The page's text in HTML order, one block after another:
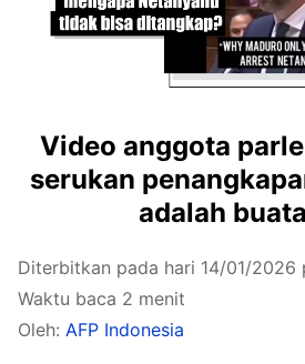
Video anggota
serukan
adalah
Diterbitkan pada hari 14/01/2026
Waktu baca 2 menit
Oleh: AFP Indonesia